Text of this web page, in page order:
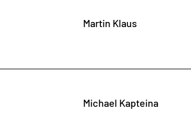
Martin Klaus
Michael Kapteina